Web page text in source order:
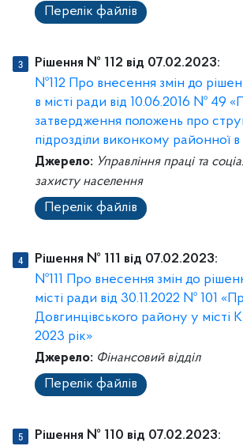
Перелік файлів
Рішення № 112 від 07.02.2023:
№112 Про внесення змін до
в місті ради від 10.06.2016 № 49
затвердження положень про
підрозділи виконкому районної в
Джерело: Управління праці та
захисту населення
Перелік файлів
Рішення № 111 від 07.02.2023:
№111 Про внесення змін до
місті ради від 30.11.2022 № 101
Довгинцівського району у місті
2023 рік»
Джерело: Фінансовий відділ
Перелік файлів
Рішення № 110 від 07.02.2023: